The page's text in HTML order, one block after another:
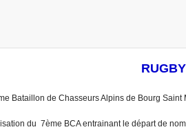
Bataillon de Chasseurs Alpins de Bourg
du 7ème BCA entrainant le départ de